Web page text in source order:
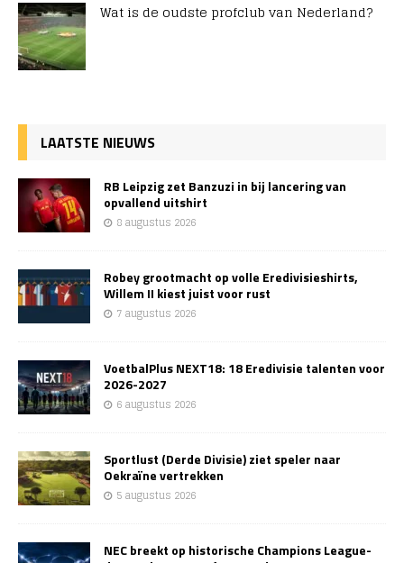
Wat is de oudste profclub van Nederland?
LAATSTE NIEUWS
RB Leipzig zet Banzuzi in bij lancering van
opvallend uitshirt
8 augustus 2026
Robey grootmacht op volle Eredivisieshirts,
Willem II kiest juist voor rust
7 augustus 2026
VoetbalPlus NEXT18: 18 Eredivisie talenten voor
2026-2027
6 augustus 2026
Sportlust (Derde Divisie) ziet speler naar
Oekraïne vertrekken
5 augustus 2026
NEC breekt op historische Champions League-